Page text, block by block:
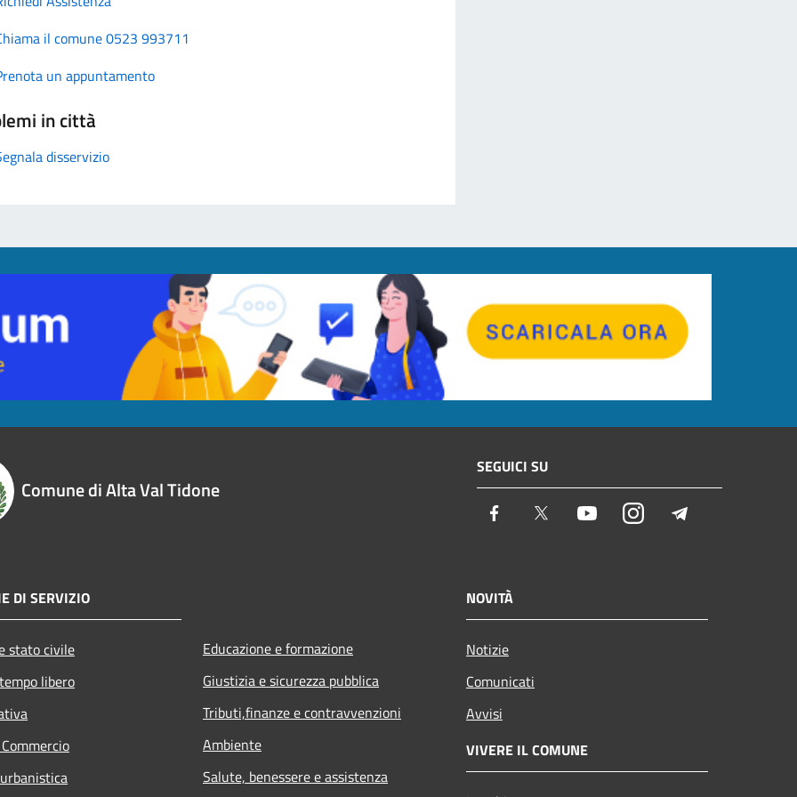
il comune 0523 993711
un appuntamento
in città
disservizio
Comune di Alta Val Tidone
SEGUICI SU
Facebook Twitter YoutubeInstagram
DI SERVIZIO
stato civile
libero
Educazione e formazione
Giustizia e sicurezza pubblica
Tributi,finanze e contravvenzioni
Ambiente
Salute, benessere e assistenza
NOVITÀ
Notizie
Comunicati
Avvisi
VIVERE IL COMUNE